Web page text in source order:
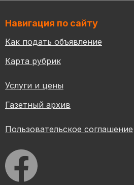
Навигация по сайту
Как подать объявление
Карта рубрик
Услуги и цены
Газетный архив
Пользовательское соглашение